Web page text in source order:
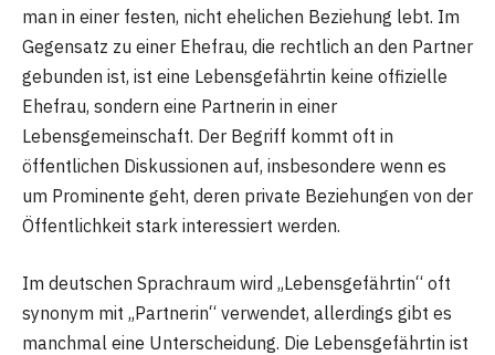
man in einer festen, nicht ehelichen Beziehung lebt. Im
Gegensatz zu einer Ehefrau, die rechtlich an den Partner
gebunden ist, ist eine Lebensgefährtin keine offizielle
Ehefrau, sondern eine Partnerin in einer
Lebensgemeinschaft. Der Begriff kommt oft in
öffentlichen Diskussionen auf, insbesondere wenn es
um Prominente geht, deren private Beziehungen von der
Öffentlichkeit stark interessiert werden.
Im deutschen Sprachraum wird „Lebensgefährtin“ oft
synonym mit „Partnerin“ verwendet, allerdings gibt es
manchmal eine Unterscheidung. Die Lebensgefährtin ist